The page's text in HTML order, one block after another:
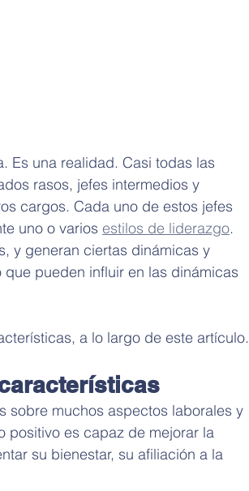
Es una realidad. Casi todas las
rasos, jefes intermedios y
cargos. Cada uno de estos jefes
uno o varios estilos de liderazgo.
y generan ciertas dinámicas y
pueden influir en las dinámicas
a lo largo de este artículo.
sobre muchos aspectos laborales y
positivo es capaz de mejorar la
su bienestar, su afiliación a la